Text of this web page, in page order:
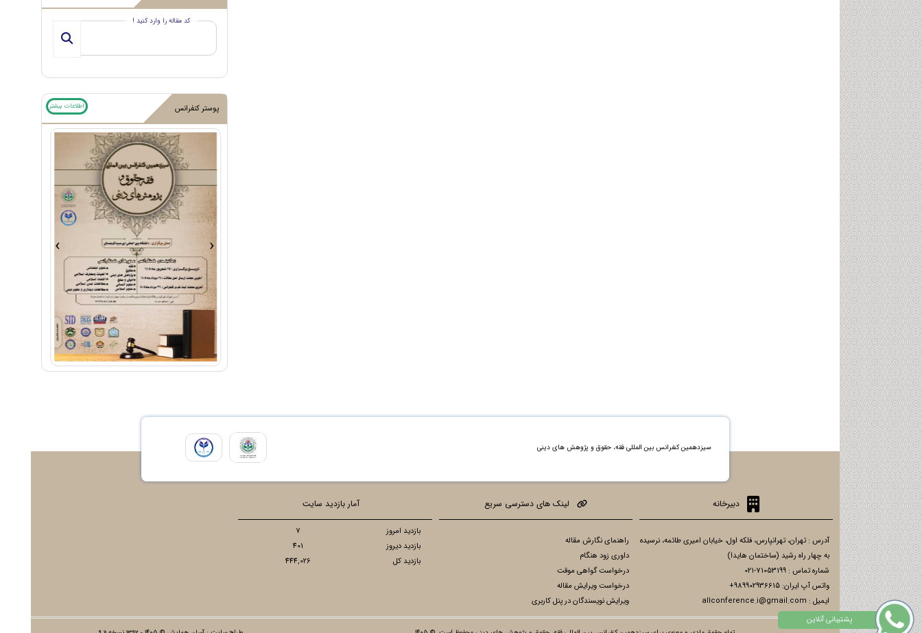
کد مقاله را وارد کنید !
پوستر کنفرانس اطلاعات بیشتر
› ‹
سیزدهمین کنفرانس بین المللی فقه، حقوق و پژوهش های دینی
دبیرخانه
آدرس : تهران، تهرانپارس، فلکه اول، خیابان امیری طائمه، نرسیده
به چهار راه رشید (ساختمان هایدا)
شماره تماس : 71053199-021
واتس آپ ایران: 989902936615+
ایمیل : allconference.i@gmail.com
لینک های دسترسی سریع
راهنمای نگارش مقاله
داوری زود هنگام
درخواست گواهی موقت
درخواست ویرایش مقاله
ویرایش نویسندگان در پنل کاربری
آمار بازدید سایت
بازدید امروز
7
بازدید دیروز
401
بازدید کل
444,026